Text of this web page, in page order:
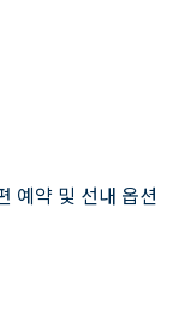
예약 및 선내 옵션